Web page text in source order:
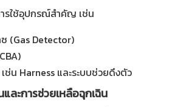
ารใช้อุปกรณ์สำคัญ เช่น
(Gas Detector)
น Harness และระบบช่วยดึงตัว
ละการช่วยเหลือฉุกเฉิน